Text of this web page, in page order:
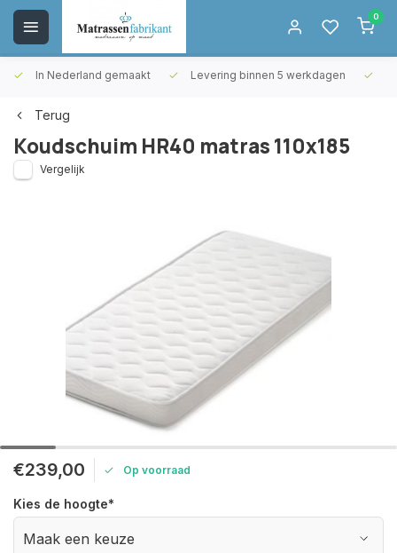
0
In Nederland gemaakt Levering binnen 5 werkdagen
Terug
Koudschuim HR40 matras 110x185
Vergelijk
€239,00 Op voorraad
Kies de hoogte*